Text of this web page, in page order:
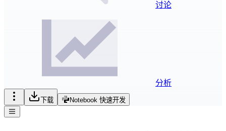
讨论
分析
下载 Notebook 快速开发